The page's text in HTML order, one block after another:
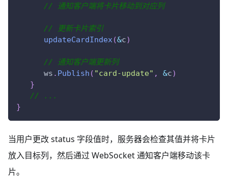
// 通知客户端将卡片移动到对应列
// 更新卡片索引
updateCardIndex (&c)
// 通知客户端更新列
      ws
. Publish ( "card-update" , &c)
}
// ...
}
当用户更改 status 字段值时，服务器会检查其值并将卡片
放入目标列，然后通过 WebSocket 通知客户端移动该卡
片。